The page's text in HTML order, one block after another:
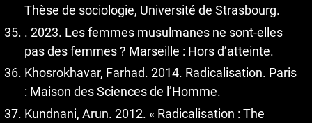
Thèse de sociologie, Université de Strasbourg.
. 2023. Les femmes musulmanes ne sont-elles
pas des femmes ? Marseille : Hors d’atteinte.
Khosrokhavar, Farhad. 2014. Radicalisation. Paris
: Maison des Sciences de l’Homme.
Kundnani, Arun. 2012. « Radicalisation : The